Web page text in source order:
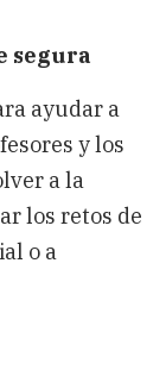
segura
ayudar a
y los
a la
los retos de
o a